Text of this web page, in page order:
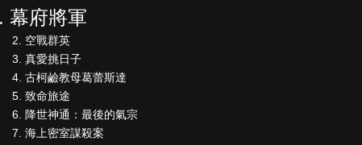
幕府將軍
空戰群英
真愛挑日子
古柯鹼教母葛蕾斯達
致命旅途
降世神通：最後的氣宗
海上密室謀殺案